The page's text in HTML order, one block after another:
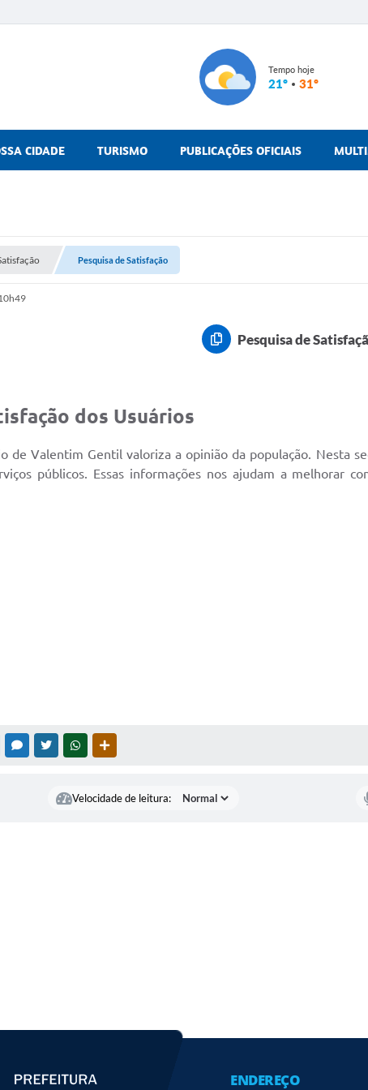
Tempo hoje
21º 31º
CIDADE TURISMO PUBLICAÇÕES OFICIAIS
Pesquisa de Satisfação
Pesquisa de
dos Usuários
de Valentim Gentil valoriza a opinião da população. Nesta
públicos. Essas informações nos ajudam a melhorar
FACEBOOKMESSENGER
TWITTERWHATSAPP
Velocidade de leitura:
ENDEREÇO